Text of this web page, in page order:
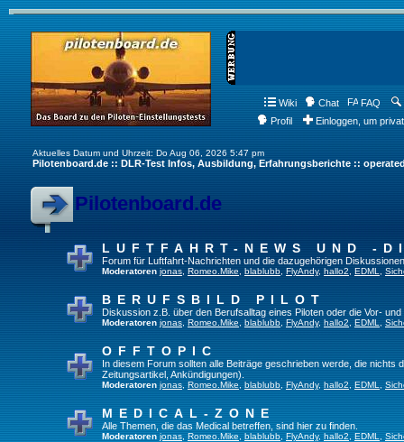
Wiki Chat FAQ
Profil
Einloggen, um
Aktuelles Datum und Uhrzeit: Do Aug 06, 2026 5:47 pm
Pilotenboard.de :: DLR-Test Infos, Ausbildung, Erfahrungsberichte ::
Pilotenboard.de
LUFTFAHRT-NEWS UND -
Forum für Luftfahrt-Nachrichten und die dazugehörigen
Moderatoren jonas Romeo.Mike blablubb FlyAndy, hallo2 EDML
BERUFSBILD PILOT
Diskussion z.B. über den Berufsalltag eines Piloten oder die Vor-
Moderatoren jonas Romeo.Mike blablubb FlyAndy, hallo2 EDML
OFFTOPIC
In diesem Forum sollten alle Beiträge geschrieben werde, die
Zeitungsartikel, Ankündigungen).
Moderatoren jonas Romeo.Mike blablubb FlyAndy, hallo2 EDML
MEDICAL-ZONE
Alle Themen, die das Medical betreffen, sind hier zu finden.
Moderatoren jonas Romeo.Mike blablubb FlyAndy, hallo2 EDML